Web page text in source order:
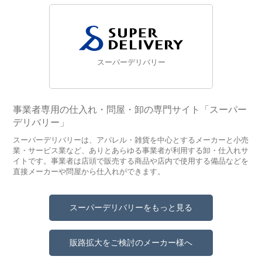
スーパーデリバリー
事業者専用の仕入れ・問屋・卸の専門サイト「スーパー
デリバリー」
スーパーデリバリーは、アパレル・雑貨を中心とするメーカーと小売
業・サービス業など、ありとあらゆる事業者が利用する卸・仕入れサ
イトです。事業者は店頭で販売する商品や店内で使用する備品などを
直接メーカーや問屋から仕入れができます。
スーパーデリバリーをもっと見る
販路拡大をご検討のメーカー様へ